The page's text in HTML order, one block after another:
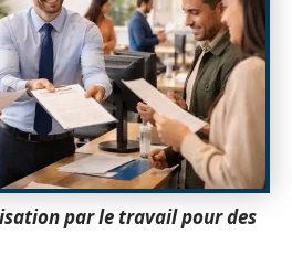
par le travail pour des